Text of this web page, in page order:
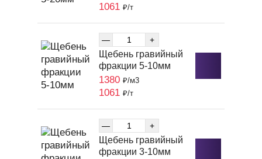
1061 ₽/т
— +
Щебень гравийный
фракции 5-10мм
1380 ₽/м3
1061 ₽/т
— +
Щебень гравийный
фракции 3-10мм